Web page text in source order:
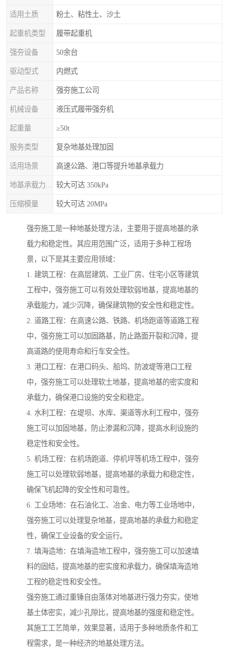
适用土质 粉土、粘性土、沙土
起重机类型 履带起重机
强夯设备 50余台
驱动型式 内燃式
产品名称 强夯施工公司
机械设备 液压式履带强夯机
起重量 ≥50t
服务类型 复杂地基处理加固
适用场景 高速公路、港口等提升地基承载力
较大可达 350kPa
压缩模量 较大可达 20MPa
强夯施工是一种地基处理方法，主要用于提高地基的承
载力和稳定性。其应用范围广泛，适用于多种工程场
景，以下是其主要应用领域：
1. 建筑工程：在高层建筑、工业厂房、住宅小区等建筑
工程中，强夯施工可以有效处理软弱地基，提高地基的
承载能力，减少沉降，确保建筑物的安全性和稳定性。
2. 道路工程：在高速公路、铁路、机场跑道等道路工程
中，强夯施工可以加固路基，防止路面开裂和沉降，提
高道路的使用寿命和行车安全性。
3. 港口工程：在港口码头、船坞、防波堤等港口工程
中，强夯施工可以处理软土地基，提高地基的密实度和
承载力，确保港口设施的安全和稳定。
4. 水利工程：在堤坝、水库、渠道等水利工程中，强夯
施工可以加固地基，防止渗漏和沉降，提高水利设施的
稳定性和安全性。
5. 机场工程：在机场跑道、停机坪等机场工程中，强夯
施工可以处理软弱地基，提高地基的承载力和稳定性，
确保飞机起降的安全性和可靠性。
6. 工业场地：在石油化工、冶金、电力等工业场地中，
强夯施工可以处理复杂地基，提高地基的承载力和稳定
性，确保工业设备的安全运行。
7. 填海造地：在填海造地工程中，强夯施工可以加速填
料的固结，提高地基的密实度和承载力，确保填海造地
工程的稳定性和安全性。
强夯施工通过重锤自由落体对地基进行强力夯实，使地
基土体密实，减少孔隙比，提高地基的强度和稳定性。
其施工工艺简单，效果显著，适用于多种地质条件和工
程需求，是一种经济的地基处理方法。